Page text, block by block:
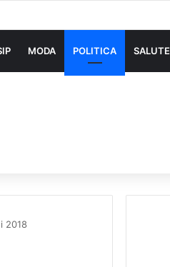
MODA POLITICA SALUTE
2018